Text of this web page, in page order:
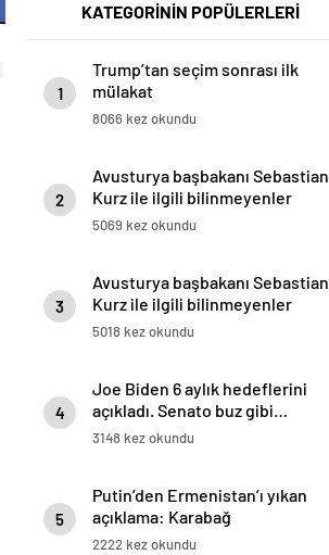
KATEGORİNİN POPÜLERLERİ
1
Trump’tan seçim sonrası ilk
mülakat
8066 kez okundu
2
Avusturya başbakanı Sebastian
Kurz ile ilgili bilinmeyenler
5069 kez okundu
3
Avusturya başbakanı Sebastian
Kurz ile ilgili bilinmeyenler
5018 kez okundu
4
Joe Biden 6 aylık hedeflerini
açıkladı. Senato buz gibi…
3148 kez okundu
5
Putin’den Ermenistan’ı yıkan
açıklama: Karabağ
Azerbaycan’ın ayrılmaz bir
2222 kez okundu